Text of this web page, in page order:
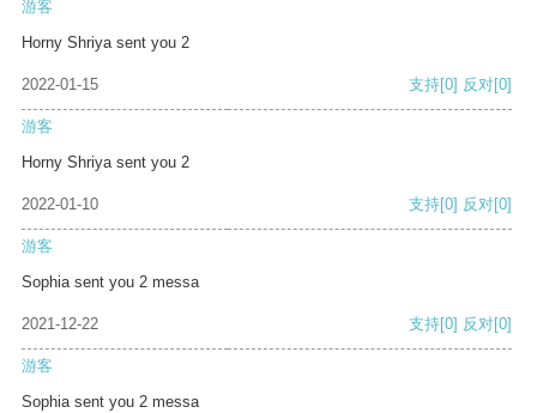
游客
Horny Shriya sent you 2
2022-01-15 支持[0] 反对[0]
游客
Horny Shriya sent you 2
2022-01-10 支持[0] 反对[0]
游客
Sophia sent you 2 messa
2021-12-22 支持[0] 反对[0]
游客
Sophia sent you 2 messa